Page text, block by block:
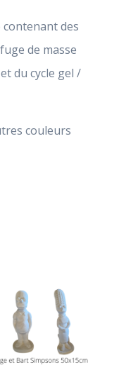
des
de masse
du cycle gel /
couleurs